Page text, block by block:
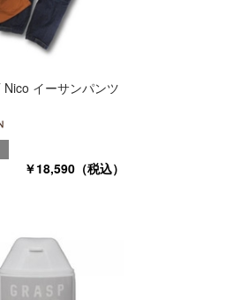
Nico イーサンパンツ
￥18,590（税込）